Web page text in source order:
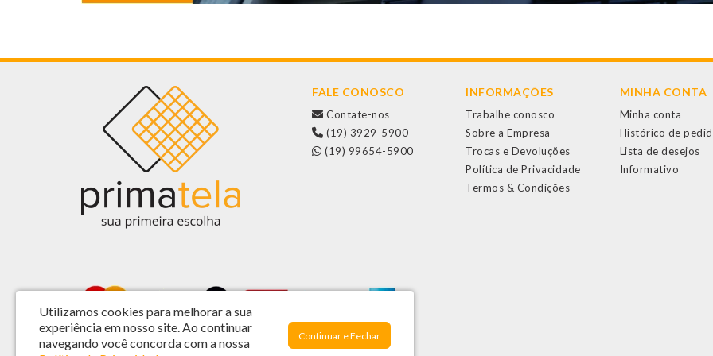
FALE CONOSCO
Contate-nos
(19) 3929-5900
(19) 99654-5900
INFORMAÇÕES
Trabalhe conosco
Sobre a Empresa
Trocas e Devoluções
Política de Privacidade
Termos & Condições
MINHA CONTA
Minha conta
Histórico de
Lista de desejos
Informativo
Utilizamos cookies para melhorar a sua
experiência em nosso site.Ao continuar
navegando você concorda com a nossa
Continuar e Fechar